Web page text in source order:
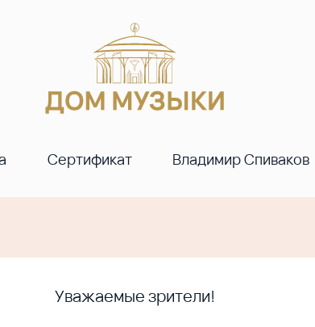
Сертификат Владимир Спиваков
Уважаемые зрители!